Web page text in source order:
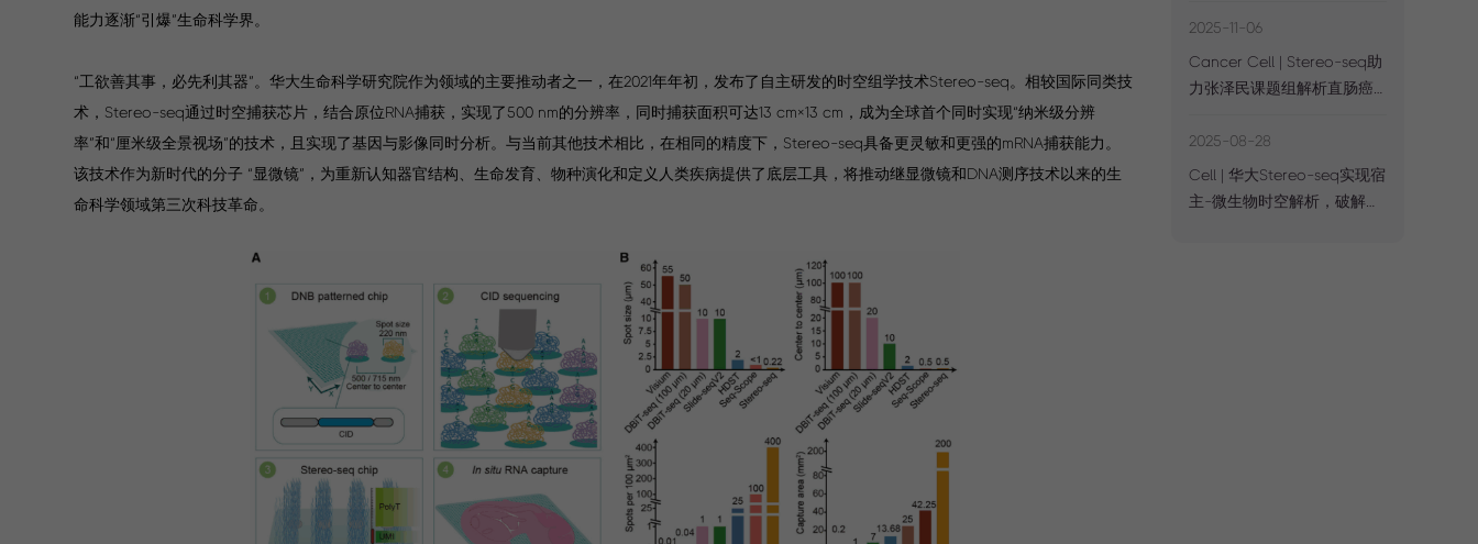
能力逐渐“引爆”生命科学界。
“工欲善其事，必先利其器”。华大生命科学研究院作为领域的主要推动者之一，在2021年年初，发布了自主研发的时空组学技术Stereo-seq。相较国际同类技
术，Stereo-seq通过时空捕获芯片，结合原位RNA捕获，实现了500 nm的分辨率，同时捕获面积可达13 cm×13 cm，成为全球首个同时实现“纳米级分辨
率”和“厘米级全景视场”的技术，且实现了基因与影像同时分析。与当前其他技术相比，在相同的精度下，Stereo-seq具备更灵敏和更强的mRNA捕获能力。
该技术作为新时代的分子 “显微镜”，为重新认知器官结构、生命发育、物种演化和定义人类疾病提供了底层工具，将推动继显微镜和DNA测序技术以来的生
命科学领域第三次科技革命。
2025-11-06
Cancer Cell | Stereo-seq助
力张泽民课题组解析直肠癌
2025-08-28
Cell | 华大Stereo-seq实现宿
主-微生物时空解析，破解